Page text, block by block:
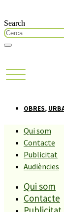
Search
Qui som
Contacte
Publicitat
Audiències
Qui som
Contacte
OBRES,
barri
a Mas